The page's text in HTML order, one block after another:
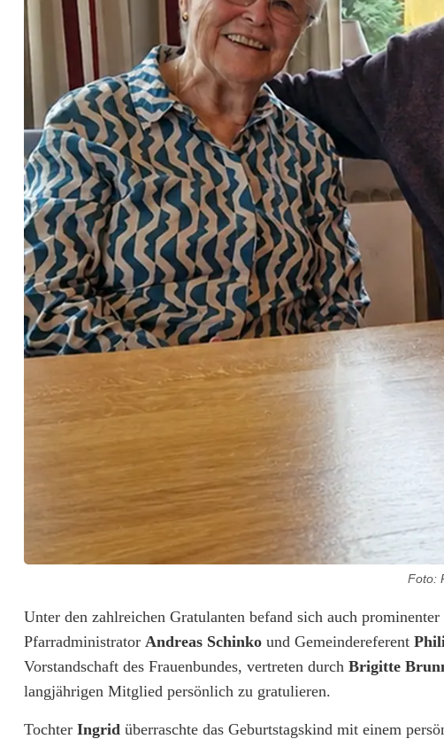
Foto:
R
o
s
a
Unter den zahlreichen Gratulanten befand sich auch
Pfarradministrator Andreas Schinko und Gemeindereferent
Vorstandschaft des Frauenbundes, vertreten durch Brigitte
langjährigen Mitglied persönlich zu gratulieren.
Tochter Ingrid überraschte das Geburtstagskind mit einem